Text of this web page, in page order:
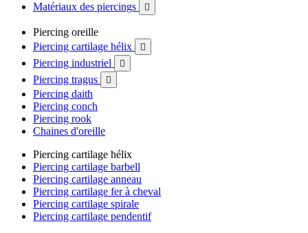
Matériaux des piercings 
Piercing oreille
Piercing cartilage hélix

Piercing industriel 
Piercing tragus 
Piercing daith
Piercing conch
Piercing rook
Chaines d'oreille
Piercing cartilage hélix
Piercing cartilage barbell
Piercing cartilage anneau
Piercing cartilage fer à cheval
Piercing cartilage spirale
Piercing cartilage pendentif